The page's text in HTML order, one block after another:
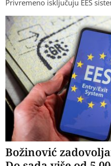
Privremeno isključuju EES
Božinović